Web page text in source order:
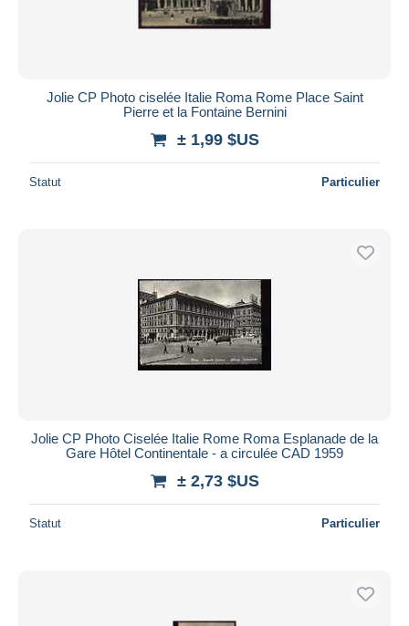
Jolie CP Photo ciselée Italie Roma Rome Place Saint
Pierre et la Fontaine Bernini
± 1,99 $US
Statut Particulier
Jolie CP Photo Ciselée Italie Rome Roma Esplanade de la
Gare Hôtel Continentale - a circulée CAD 1959
± 2,73 $US
Statut Particulier